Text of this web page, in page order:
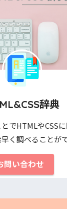
辞典
でHTMLやCSS
く調べることが
問い合わせ